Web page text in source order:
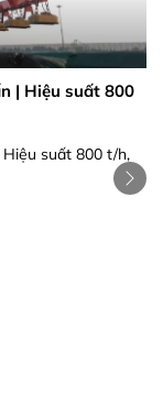
| Hiệu suất 800
suất 800 t/h,